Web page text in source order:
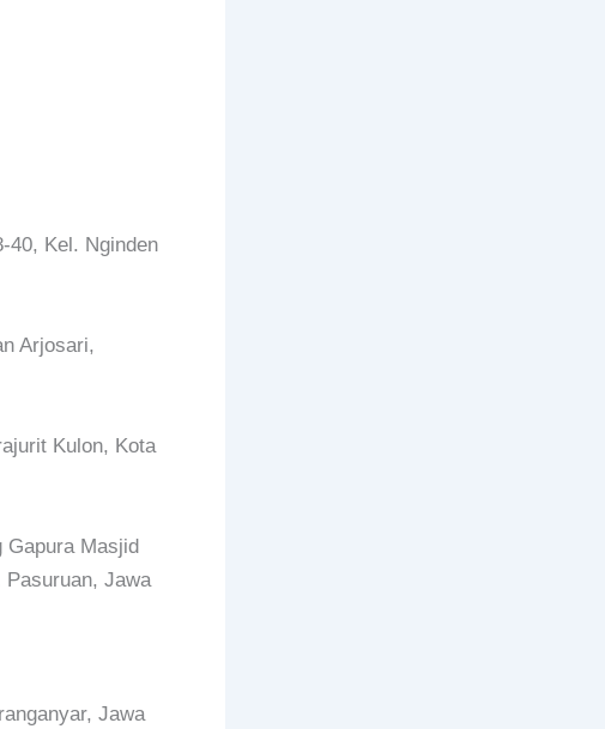
40, Kel. Nginden
Arjosari,
Kulon, Kota
Gapura Masjid
Pasuruan, Jawa
Jawa